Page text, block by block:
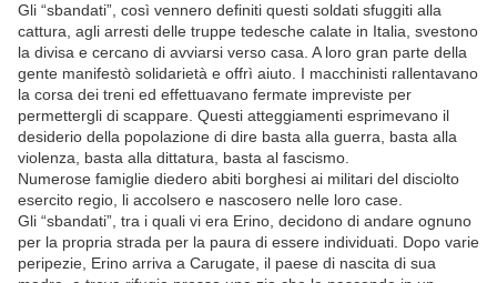
Gli “sbandati”, così vennero definiti questi soldati sfuggiti alla
cattura, agli arresti delle truppe tedesche calate in Italia, svestono
la divisa e cercano di avviarsi verso casa. A loro gran parte della
gente manifestò solidarietà e offrì aiuto. I macchinisti rallentavano
la corsa dei treni ed effettuavano fermate impreviste per
permettergli di scappare. Questi atteggiamenti esprimevano il
desiderio della popolazione di dire basta alla guerra, basta alla
violenza, basta alla dittatura, basta al fascismo.
Numerose famiglie diedero abiti borghesi ai militari del disciolto
esercito regio, li accolsero e nascosero nelle loro case.
Gli “sbandati”, tra i quali vi era Erino, decidono di andare ognuno
per la propria strada per la paura di essere individuati. Dopo varie
peripezie, Erino arriva a Carugate, il paese di nascita di sua